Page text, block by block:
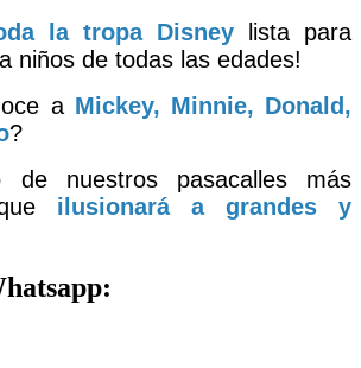
la tropa Disney lista para
niños de todas las edades!
a Mickey, Minnie, Donald,
?
de nuestros pasacalles más
ilusionará a grandes y